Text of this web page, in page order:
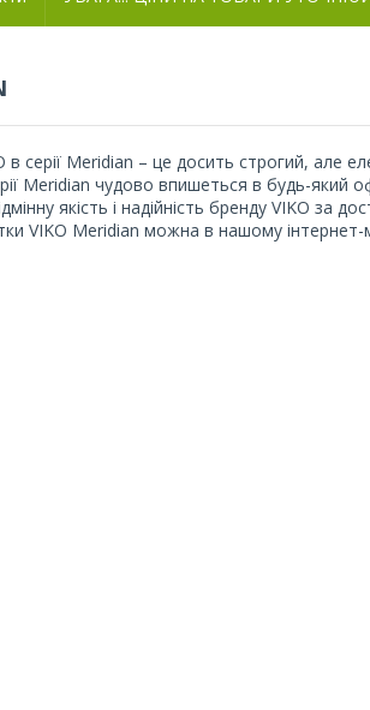
в серії Meridian – це досить строгий, але
Meridian чудово впишеться в будь-
якість і надійність бренду VIKO за
VIKO Meridian можна в нашому